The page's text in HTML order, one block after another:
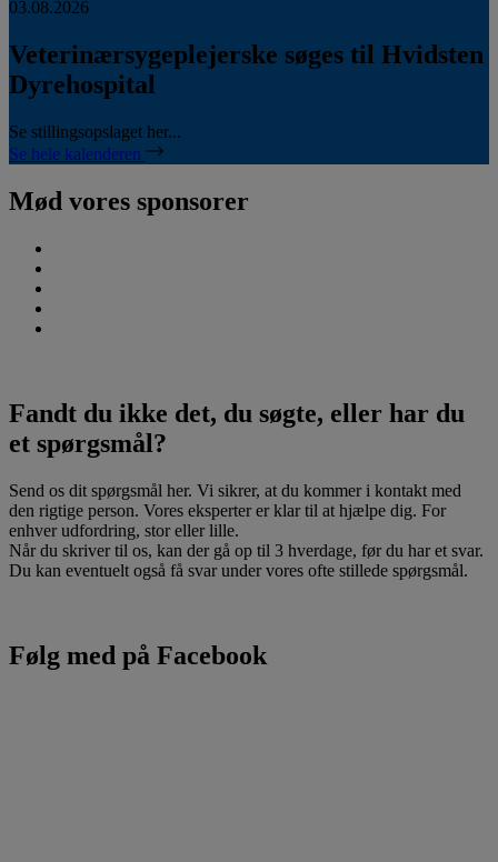
03.08.2026
Veterinærsygeplejerske søges til Hvidsten
Dyrehospital
Se stillingsopslaget her...
Se hele kalenderen
Mød vores sponsorer
Fandt du ikke det, du søgte, eller har du
et spørgsmål?
Send os dit spørgsmål her. Vi sikrer, at du kommer i kontakt med
den rigtige person. Vores eksperter er klar til at hjælpe dig. For
enhver udfordring, stor eller lille.
Når du skriver til os, kan der gå op til 3 hverdage, før du har et svar.
Du kan eventuelt også få svar under vores ofte stillede spørgsmål.
Følg med på Facebook